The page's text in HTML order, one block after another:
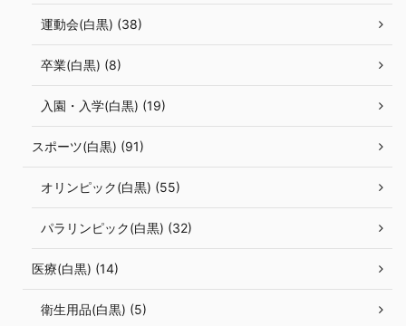
運動会(白黒) (38)
卒業(白黒) (8)
入園・入学(白黒) (19)
スポーツ(白黒) (91)
オリンピック(白黒) (55)
パラリンピック(白黒) (32)
医療(白黒) (14)
衛生用品(白黒) (5)